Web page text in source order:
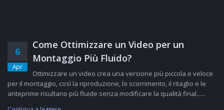
6
Apr
Come Ottimizzare un Video per un
Montaggio Più Fluido?
Ottimizzare un video crea una versione più piccola e veloce
per il montaggio, così la riproduzione, lo scorrimento, il ritaglio e le
anteprime risultano più fluide senza modificare la qualità final......